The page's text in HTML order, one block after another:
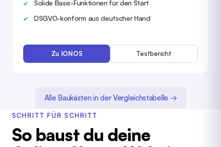
Solide Basis-Funktionen für den Start
DSGVO-konform aus deutscher Hand
Zu IONOS Testbericht
Alle Baukästen in der Vergleichstabelle →
SCHRITT FÜR SCHRITT
So baust du deine